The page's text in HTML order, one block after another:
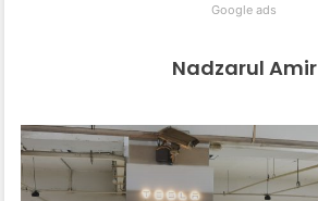
Google ads
Nadzarul Amir